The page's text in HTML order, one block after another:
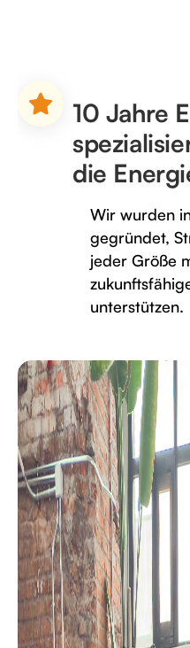
10 Jahre
die
Wir wurden
gegründet,
jeder Größe
unterstützen.